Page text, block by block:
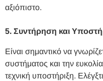
αξιόπιστο.
5. Συντήρηση και
Είναι σημαντικό να
συστήματος και την
τεχνική υποστήριξη.